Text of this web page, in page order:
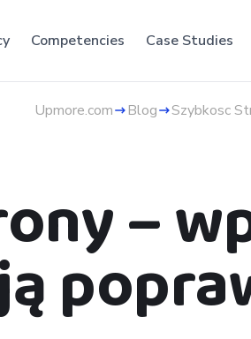
Competencies Case Studies
Upmore.com Blog Szybkosc
–